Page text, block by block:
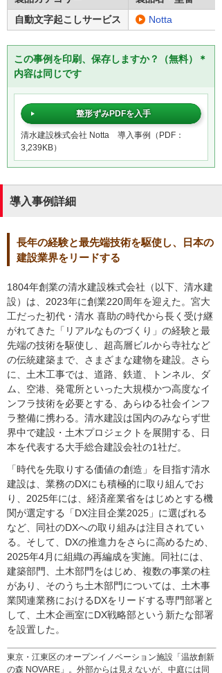
自動文字起こしサービス
Notta
この事例を印刷、保存しますか？（無料）＊
内容は同じです
整形ずみPDFを入手
清水建設株式会社 Notta 導入事例（PDF：
3,239KB）
導入事例詳細
長年の経験と最先端技術を駆使し、日本の
建設業界をリードする
東京・江東区のオープンイノベーション施設「温故創新
の森 NOVARE」。外部からは見えないが、中庭には同
1804年創業の清水建設株式会社（以下、清水建
設）は、2023年に創業220周年を迎えた。宮大
工だった初代・清水 喜助の時代から長く受け継
がれてきた「リアルなものづくり」の経験と最
先端の技術を駆使し、超高層ビルから寺社など
の伝統建築まで、さまざまな建物を建設。さら
に、土木工事では、道路、鉄道、トンネル、ダ
ム、空港、発電所といった大規模かつ高度なイ
ンフラ技術を必要とする、あらゆる社会インフ
ラ整備に携わる。清水建設は国内のみならず世
界中で建設・土木プロジェクトを展開する、日
本を代表する大手総合建設会社の1社だ。
「時代を先取りする価値の創造」を目指す清水
建設は、業務のDXにも積極的に取り組んでお
り、2025年には、経済産業省をはじめとする機
関が選定する「DX注目企業2025」に選ばれる
など、同社のDXへの取り組みは注目されてい
る。そして、DXの推進力をさらに高めるため、
2025年4月に組織の再編成を実施。同社には、
建築部門、土木部門をはじめ、複数の事業の柱
があり、そのうち土木部門については、土木事
業関連業務におけるDXをリードする専門部署と
して、土木企画室にDX戦略部という新たな部署
を設置した。